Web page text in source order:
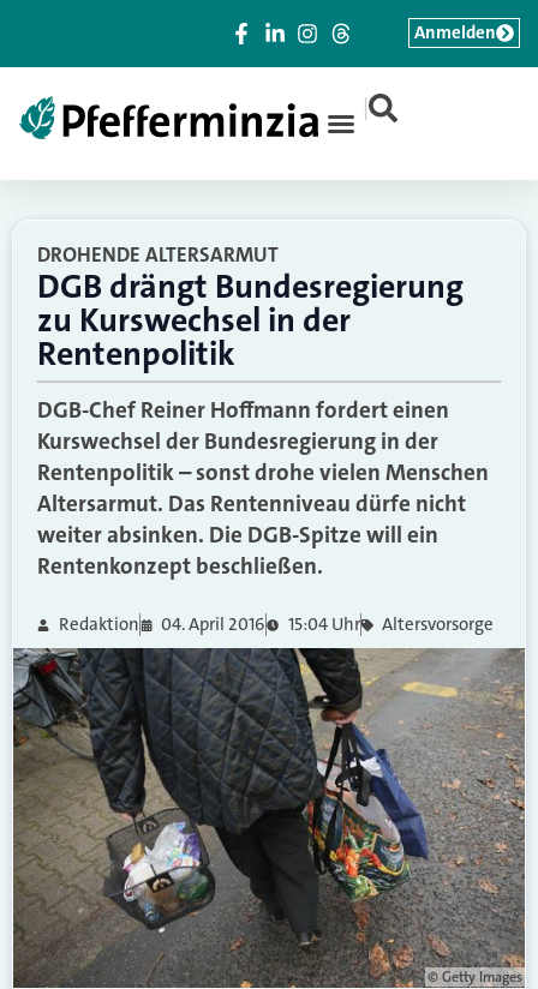
|
Anmelden
DROHENDE ALTERSARMUT
DGB drängt Bundesregierung
zu Kurswechsel in der
Rentenpolitik
DGB-Chef Reiner Hoffmann fordert einen
Kurswechsel der Bundesregierung in der
Rentenpolitik – sonst drohe vielen Menschen
Altersarmut. Das Rentenniveau dürfe nicht
weiter absinken. Die DGB-Spitze will ein
Rentenkonzept beschließen.
Redaktion 04. April 2016 15:04 Uhr Altersvorsorge
© Getty Images